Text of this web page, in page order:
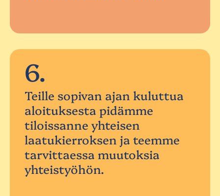
6.
Teille sopivan ajan kuluttua
aloituksesta pidämme
tiloissanne yhteisen
laatukierroksen ja teemme
tarvittaessa muutoksia
yhteistyöhön.